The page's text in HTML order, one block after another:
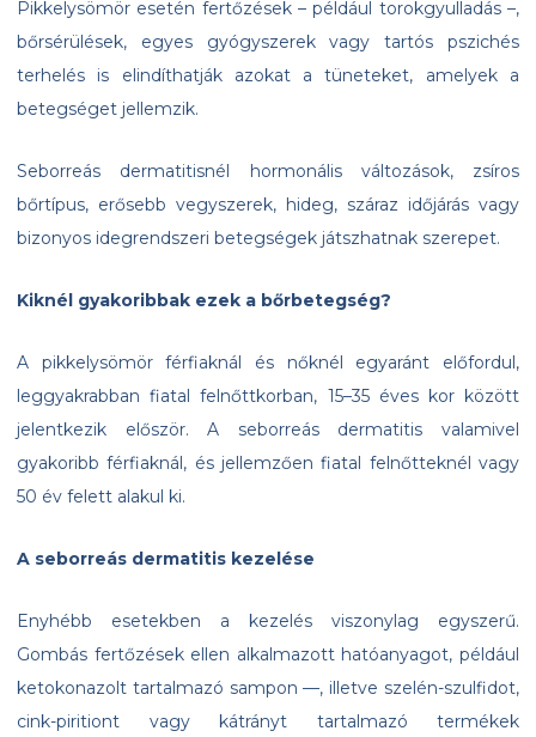
Pikkelysömör esetén fertőzések – például torokgyulladás –,
bőrsérülések, egyes gyógyszerek vagy tartós pszichés
terhelés is elindíthatják azokat a tüneteket, amelyek a
betegséget jellemzik.
Seborreás dermatitisnél hormonális változások, zsíros
bőrtípus, erősebb vegyszerek, hideg, száraz időjárás vagy
bizonyos idegrendszeri betegségek játszhatnak szerepet.
Kiknél gyakoribbak ezek a bőrbetegség?
A pikkelysömör férfiaknál és nőknél egyaránt előfordul,
leggyakrabban fiatal felnőttkorban, 15–35 éves kor között
jelentkezik először. A seborreás dermatitis valamivel
gyakoribb férfiaknál, és jellemzően fiatal felnőtteknél vagy
50 év felett alakul ki.
A seborreás dermatitis kezelése
Enyhébb esetekben a kezelés viszonylag egyszerű.
Gombás fertőzések ellen alkalmazott hatóanyagot, például
ketokonazolt tartalmazó sampon ––, illetve szelén-szulfidot,
cink-piritiont vagy kátrányt tartalmazó termékek